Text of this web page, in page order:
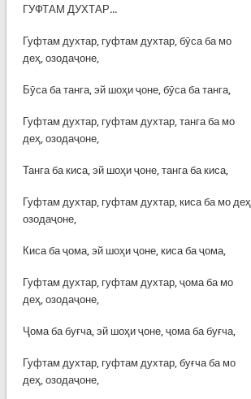
ГУФТАМ ДУХТАР...
Гуфтам духтар, гуфтам духтар, бӯса ба мо
деҳ, озодаҷоне,
Бӯса ба танга, эй шоҳи ҷоне, бӯса ба танга,
Гуфтам духтар, гуфтам духтар, танга ба мо
деҳ, озодаҷоне,
Танга ба киса, эй шоҳи ҷоне, танга ба киса,
Гуфтам духтар, гуфтам духтар, киса ба мо деҳ,
озодаҷоне,
Киса ба ҷома, эй шоҳи ҷоне, киса ба ҷома,
Гуфтам духтар, гуфтам духтар, ҷома ба мо
деҳ, озодаҷоне,
Ҷома ба буғча, эй шоҳи ҷоне, ҷома ба буғча,
Гуфтам духтар, гуфтам духтар, буғча ба мо
деҳ, озодаҷоне,